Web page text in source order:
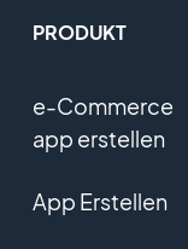
PRODUKT
e-Commerce
app erstellen
App Erstellen